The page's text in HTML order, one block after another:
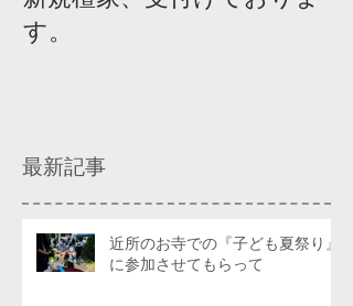
す。
最新記事
近所のお寺での『子ども夏祭り』
に参加させてもらって